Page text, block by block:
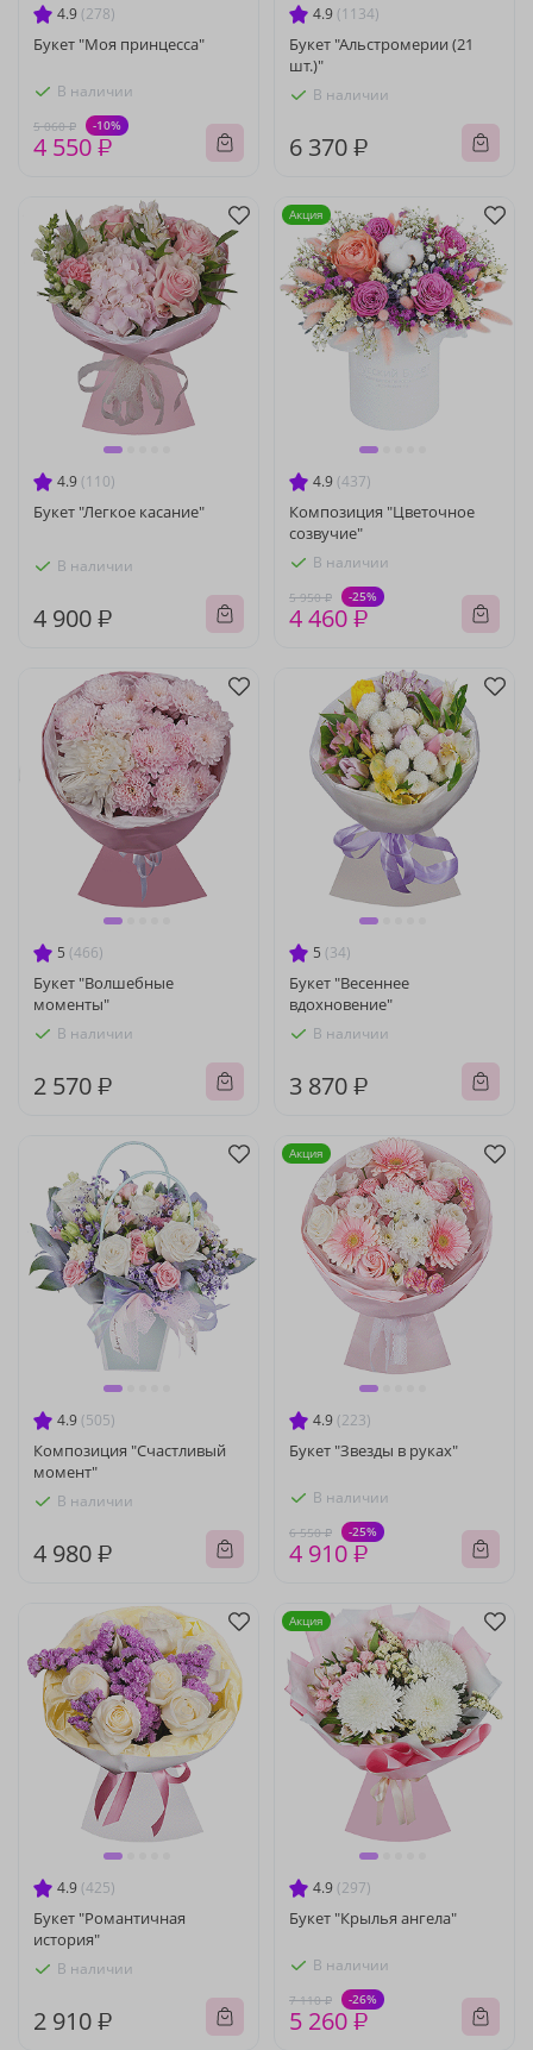
4.9 (278)
Букет "Моя принцесса"
В наличии
5 060 ₽ -10%
4 550 ₽
4.9 (1134)
Букет "Альстромерии (21
шт.)"
В наличии
6 370 ₽
4.9 (110)
Букет "Легкое касание"
В наличии
4 900 ₽
4.9 (437)
Композиция "Цветочное
созвучие"
В наличии
5 950 ₽ -25%
4 460 ₽
Акция
5 (466)
Букет "Волшебные
моменты"
В наличии
2 570 ₽
5 (34)
Букет "Весеннее
вдохновение"
В наличии
3 870 ₽
4.9 (505)
Композиция "Счастливый
момент"
В наличии
4 980 ₽
4.9 (223)
Букет "Звезды в руках"
В наличии
6 550 ₽ -25%
4 910 ₽
Акция
4.9 (425)
Букет "Романтичная
история"
В наличии
2 910 ₽
4.9 (297)
Букет "Крылья ангела"
В наличии
7 110 ₽ -26%
5 260 ₽
Акция